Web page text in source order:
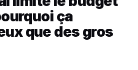
ça
que des gros